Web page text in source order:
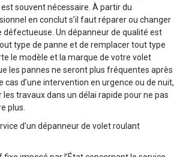
souvent nécessaire. À partir du
en conclut s’il faut réparer ou changer
défectueuse. Un dépanneur de qualité est
type de panne et de remplacer tout type
le modèle et la marque de votre volet
les pannes ne seront plus fréquentes après
cas d’une intervention en urgence ou de nuit,
les travaux dans un délai rapide pour ne pas
plus.
d’un dépanneur de volet roulant